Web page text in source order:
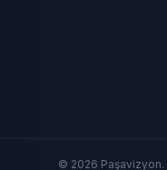
© 2026 Paşavizyon.